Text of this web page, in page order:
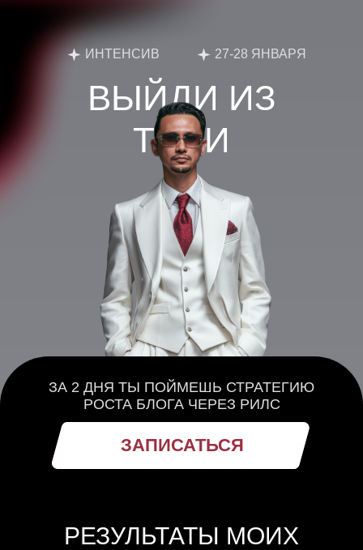
ВЫЙДИ ИЗ
ТЕНИ
ИНТЕНСИВ 27-28 ЯНВАРЯ
ЗАПИСАТЬСЯ
ЗА 2 ДНЯ ТЫ ПОЙМЕШЬ СТРАТЕГИЮ
РОСТА БЛОГА ЧЕРЕЗ РИЛС
РЕЗУЛЬТАТЫ МОИХ